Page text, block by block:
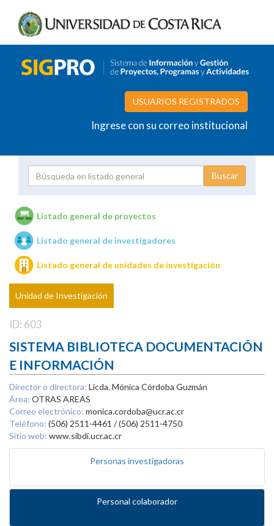
USUARIOS REGISTRADOS
Ingrese con su correo institucional
Unidades de investigación
Listado general de proyectos
Listado general de investigadores
Listado general de unidades de investigación
Unidad de Investigación
ID: 603
SISTEMA BIBLIOTECA DOCUMENTACIÓN
E INFORMACIÓN
Director o directora: Licda. Mónica Córdoba Guzmán
Área: OTRAS AREAS
Correo electrónico: monica.cordoba@ucr.ac.cr
Teléfono: (506) 2511-4461 / (506) 2511-4750
Sitio web: www.sibdi.ucr.ac.cr
Personas investigadoras
Personal colaborador